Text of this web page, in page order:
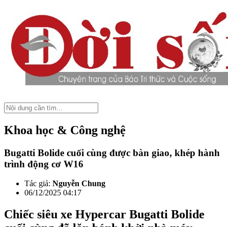
Khoa học & Công nghệ
Bugatti Bolide cuối cùng được bàn giao, khép hành
trình động cơ W16
Tác giả: Nguyễn Chung
06/12/2025 04:17
Chiếc siêu xe Hypercar Bugatti Bolide